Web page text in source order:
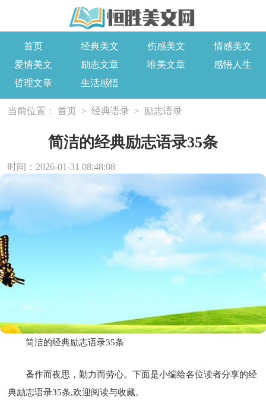
首页 经典美文 伤感美文
情感美文
爱情美文
励志文章 唯美文章
感悟人生
哲理文章
生活感悟
当前位置： 首页 > 经典语录 > 励志语录
简洁的经典励志语录35条
时间：2026-01-31 08:48:08
简洁的经典励志语录35条
蚤作而夜思，勤力而劳心。下面是小编给各位读者分享的经
典励志语录35条,欢迎阅读与收藏。